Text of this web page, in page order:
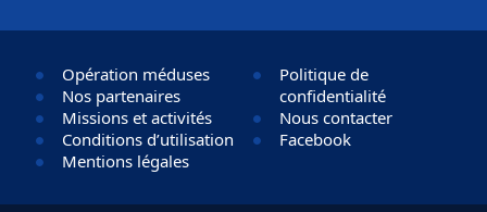
Opération méduses
Nos partenaires
Missions et activités
Conditions d’utilisation
Mentions légales
Politique de
confidentialité
Nous contacter
Facebook